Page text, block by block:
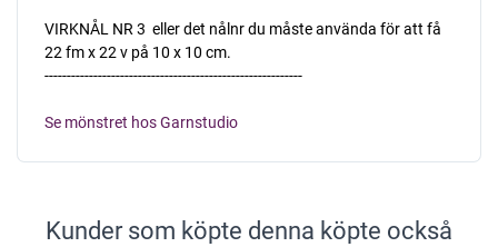
VIRKNÅL NR 3  eller det nålnr du måste använda för att få
22 fm x 22 v på 10 x 10 cm.
----------------------------------------------------------
Se mönstret hos Garnstudio
Kunder som köpte denna köpte också